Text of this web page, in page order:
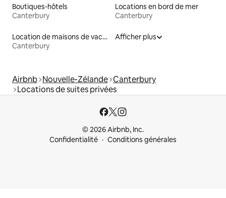
Boutiques-hôtels
Canterbury
Locations en bord de mer
Canterbury
Location de maisons de vacances
Canterbury
Afficher plus
Airbnb Nouvelle-Zélande Canterbury
Locations de suites privées
© 2026 Airbnb, Inc.
Confidentialité
Conditions générales